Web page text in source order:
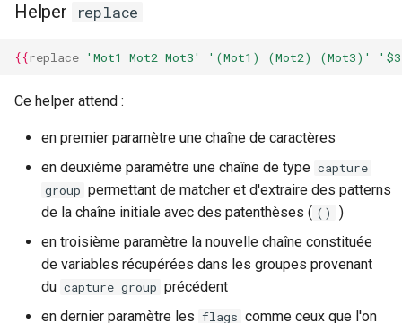
Helper replace
{{replace 'Mot1 Mot2 Mot3' '(Mot1) (Mot2) (Mot3)'
Ce helper attend :
en premier paramètre une chaîne de caractères
en deuxième paramètre une chaîne de type capture
group permettant de matcher et d'extraire des patterns
de la chaîne initiale avec des patenthèses ( ()
)
en troisième paramètre la nouvelle chaîne constituée
de variables récupérées dans les groupes provenant
du capture group précédent
en dernier paramètre les flags comme ceux que l'on